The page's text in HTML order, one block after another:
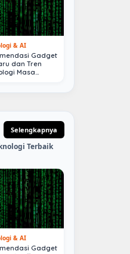
& AI
Gadget
dan Tren
Masa
Selengkapnya
Terbaik
& AI
Gadget